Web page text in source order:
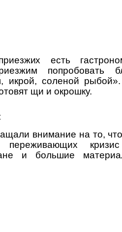
есть
попробовать
икрой, соленой
щи и окрошку.
внимание на то,
и большие